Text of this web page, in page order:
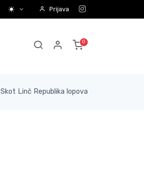
Prijava
Skot Linč Republika lopova